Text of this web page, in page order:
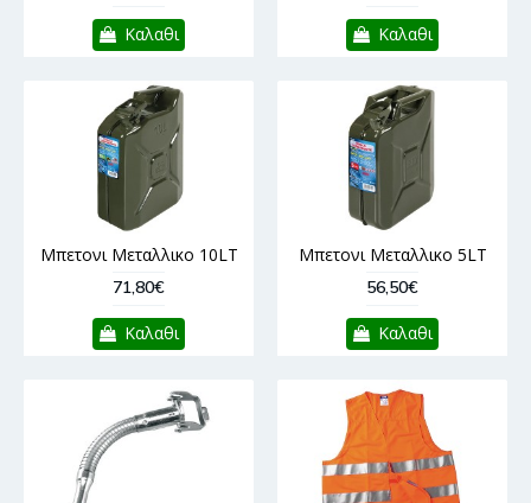
Καλαθι Καλαθι
Μπετονι Μεταλλικο 10LT
71,80€
Καλαθι
Μπετονι Μεταλλικο 5LT
56,50€
Καλαθι